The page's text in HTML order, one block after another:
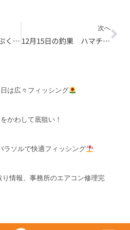
12月13日の釣果 「ぷくスペ」よく釣れてましたよ〜
次へ
12月15日の釣果 ハマチやシマアジ放流してます
は広々フィッシング
かわして底狙い！
ラソルで快適フィッシング
情報、事務所のエアコン修理完